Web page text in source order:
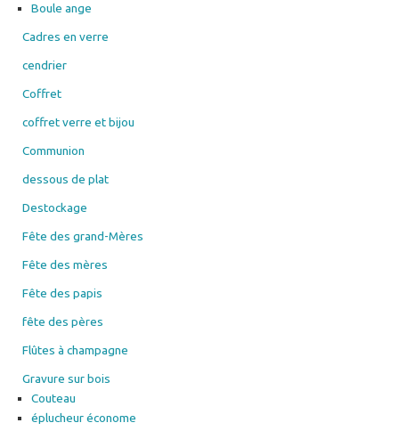
Boule ange
Cadres en verre
cendrier
Coffret
coffret verre et bijou
Communion
dessous de plat
Destockage
Fête des grand-Mères
Fête des mères
Fête des papis
fête des pères
Flûtes à champagne
Gravure sur bois
Couteau
éplucheur économe